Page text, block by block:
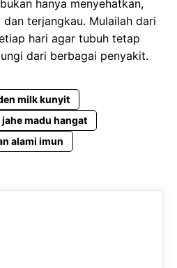
hanya menyehatkan,
terjangkau. Mulailah dari
hari agar tubuh tetap
dari berbagai penyakit.
milk kunyit
jahe madu hangat
alami imun